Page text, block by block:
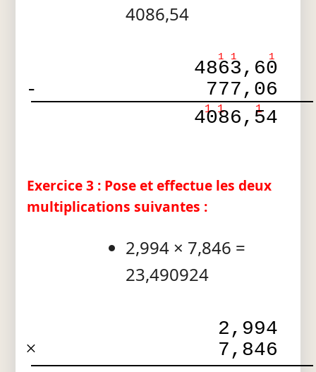
4086,54
1 1 1
4863,60
-
777,06
1 1 1
4086,54
Exercice 3 : Pose et effectue les deux
multiplications suivantes :
2,994 × 7,846 =
23,490924
2,994
×
7,846